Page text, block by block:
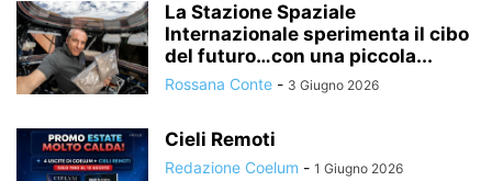
La Stazione Spaziale
Internazionale sperimenta il cibo
del futuro…con una piccola...
Rossana Conte - 3 Giugno 2026
Cieli Remoti
Redazione Coelum - 1 Giugno 2026